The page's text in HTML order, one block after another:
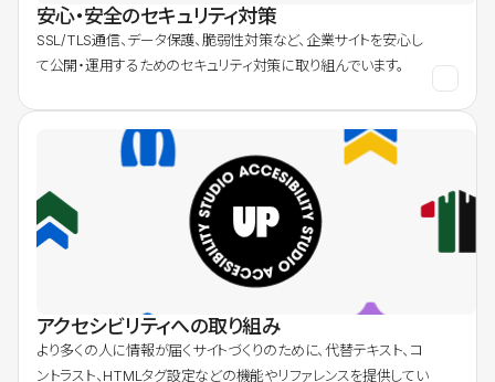
安心・安全のセキュリティ対策
SSL/TLS通信、データ保護、脆弱性対策など、企業サイトを安心し
て公開・運用するためのセキュリティ対策に取り組んでいます。
アクセシビリティへの取り組み
より多くの人に情報が届くサイトづくりのために、代替テキスト、コ
ントラスト、HTMLタグ設定などの機能やリファレンスを提供してい